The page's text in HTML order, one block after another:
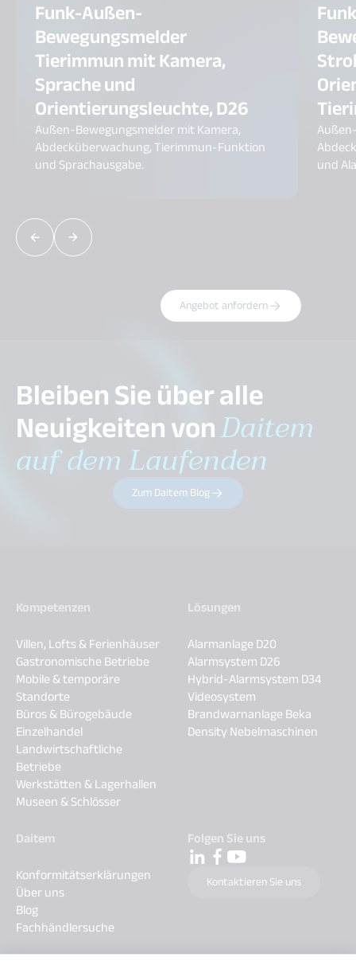
Funk-Außen-
Bewegungsmelder
Tierimmun mit Kamera,
Sprache und
Orientierungsleuchte, D26
Außen-Bewegungsmelder mit Kamera,
Abdecküberwachung, Tierimmun-Funktion
und Sprachausgabe. und
Angebot anfordern
Bleiben Sie über alle
Neuigkeiten vonDaitem
auf dem Laufenden
Zum Daitem Blog
Kompetenzen
Villen, Lofts & Ferienhäuser
Gastronomische Betriebe
Mobile & temporäre
Standorte
Büros & Bürogebäude
Einzelhandel
Landwirtschaftliche
Betriebe
Werkstätten & Lagerhallen
Museen & Schlösser
Lösungen
Alarmanlage D20
Alarmsystem D26
Hybrid-Alarmsystem D34
Videosystem
Brandwarnanlage Beka
Density Nebelmaschinen
Daitem
Konformitätserklärungen
Über uns
Blog
Fachhändlersuche
Folgen Sie uns
Kontaktieren Sie uns